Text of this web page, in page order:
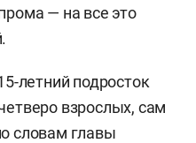
— на все это
летний подросток
взрослых, сам
словам главы